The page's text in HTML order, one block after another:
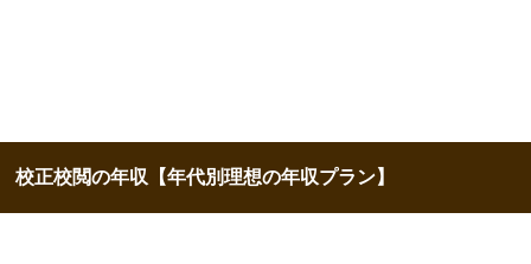
校正校閲の年収【年代別理想の年収プラン】